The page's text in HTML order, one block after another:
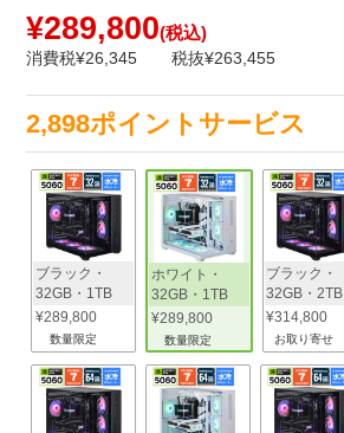
¥289,800(税込)
消費税¥26,345 税抜¥263,455
2,898ポイントサービス
ブラック・
32GB・1TB
¥289,800
数量限定
ホワイト・
32GB・1TB
¥289,800
数量限定
ブラック・
32GB・2TB
¥314,800
お取り寄せ